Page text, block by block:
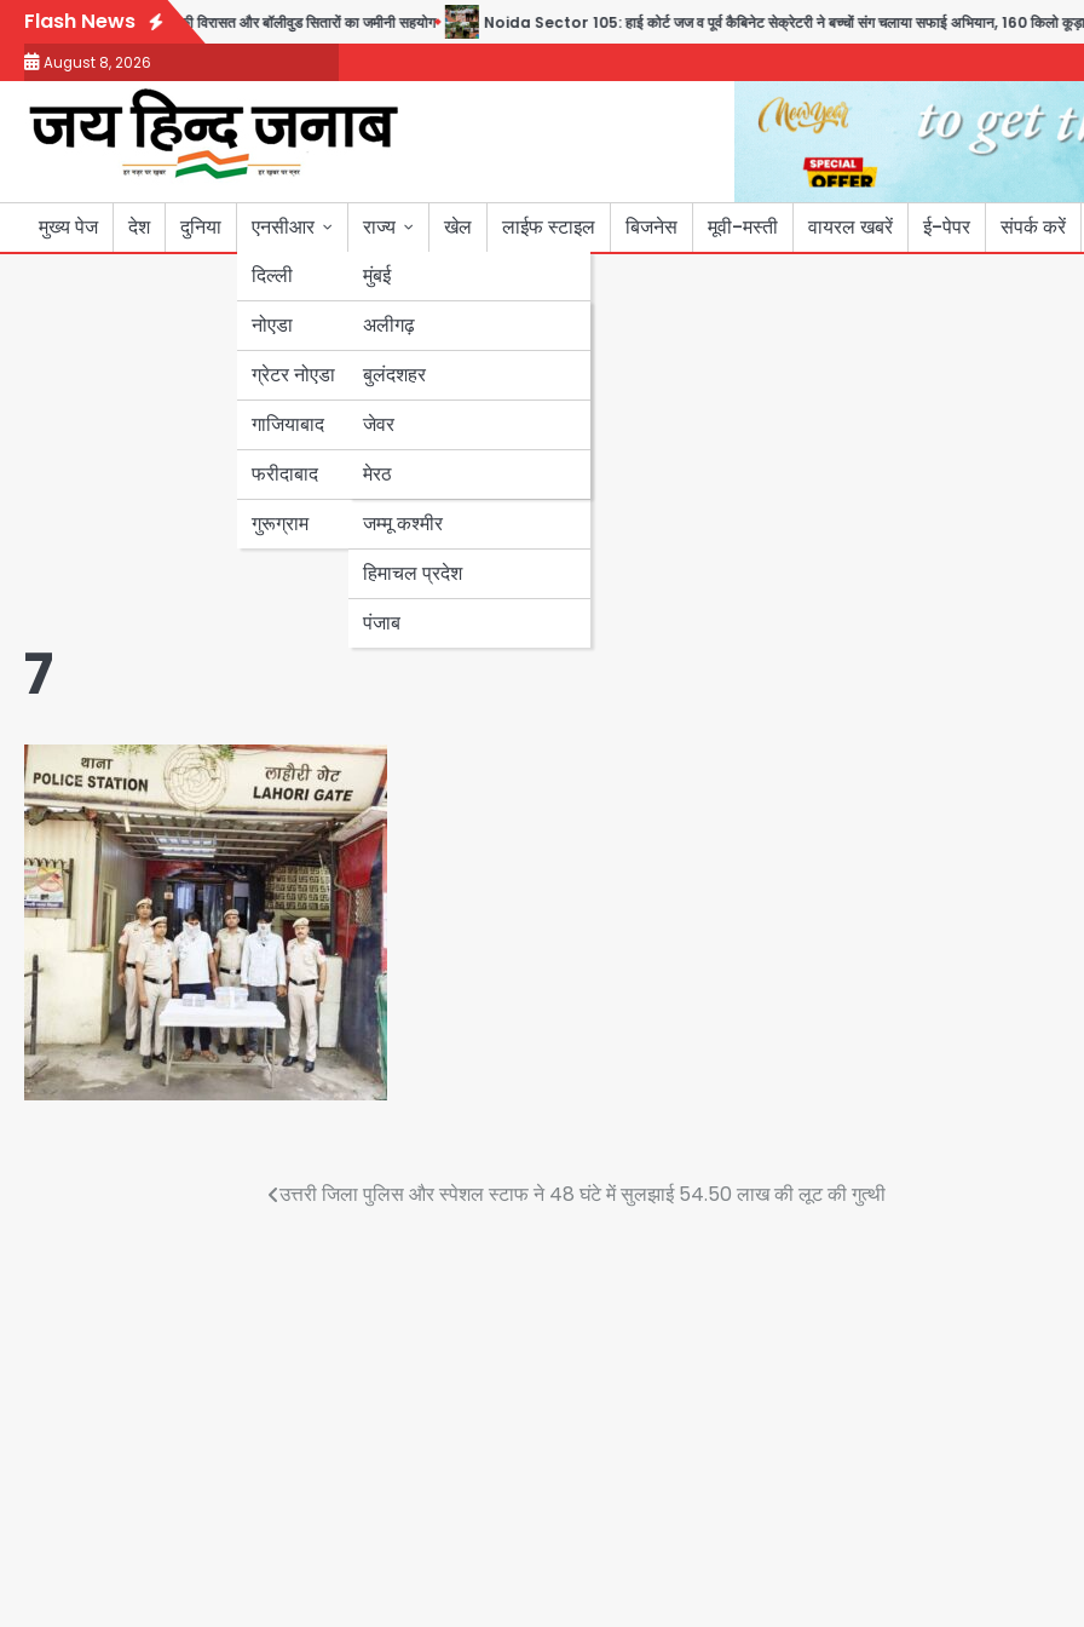
Skip
content
Flash News
तैयार; जुबीन गर्ग की विरासत और बॉलीवुड सितारों का जमीनी सहयोग Noida Sector 105: हाई कोर्ट जज व पूर्व कैबिनेट सेक्रेटरी ने बच्चों संग चलाया सफाई अभियान, 160 किलो कूड़ा
August 8, 2026
मुख्य पेज देश दुनिया
एनसीआर
दिल्ली
नोएडा
ग्रेटर नोएडा
गाजियाबाद
फरीदाबाद
गुरूग्राम
राज्य
मुंबई
उत्तर प्रदेश
अलीगढ़
बुलंदशहर
जेवर
मेरठ
बिहार
पंजाब
हरियाणा
जम्मू कश्मीर
हिमाचल प्रदेश
पंजाब
खेल लाईफ स्टाइल बिजनेस मूवी-मस्ती वायरल खबरें ई-पेपर संपर्क करें
7
उत्तरी जिला पुलिस और स्पेशल स्टाफ ने 48 घंटे में सुलझाई 54.50 लाख की लूट की गुत्थी